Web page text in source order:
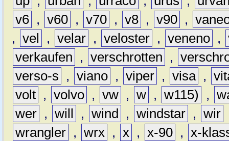
v6 , v60 , v70 , v8 , v90 ,
, vel , velar , veloster , veneno ,
verkaufen
, verschrotten ,
verso-s
, viano , viper , visa ,
volt , volvo , vw , w , w115) ,
wer , will , wind , windstar , wir
wrangler , wrx , x , x-90 , x-